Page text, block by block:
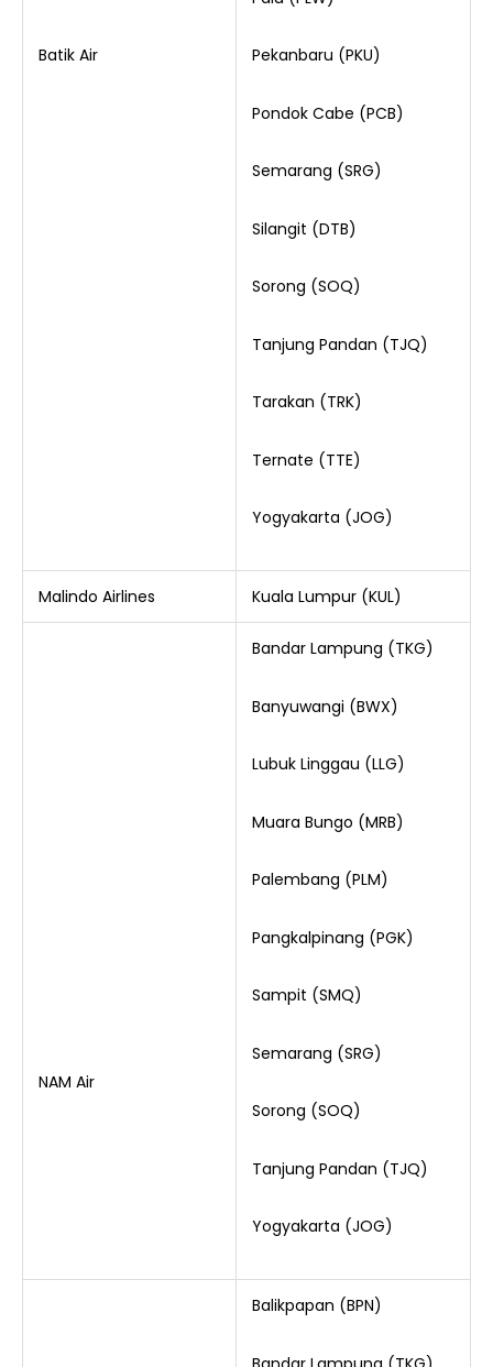
Batik Air Pekanbaru (PKU)
Pondok Cabe (PCB)
Semarang (SRG)
Silangit (DTB)
Sorong (SOQ)
Tanjung Pandan (TJQ)
Tarakan (TRK)
Ternate (TTE)
Yogyakarta (JOG)
Malindo Airlines Kuala Lumpur (KUL)
NAM Air
Bandar Lampung (TKG)
Banyuwangi (BWX)
Lubuk Linggau (LLG)
Muara Bungo (MRB)
Palembang (PLM)
Pangkalpinang (PGK)
Sampit (SMQ)
Semarang (SRG)
Sorong (SOQ)
Tanjung Pandan (TJQ)
Yogyakarta (JOG)
Balikpapan (BPN)